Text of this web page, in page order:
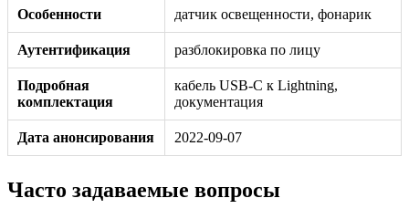
Особенности датчик освещенности, фонарик
Аутентификация разблокировка по лицу
Подробная
комплектация
кабель USB-C к Lightning,
документация
Дата анонсирования 2022-09-07
Часто задаваемые вопросы